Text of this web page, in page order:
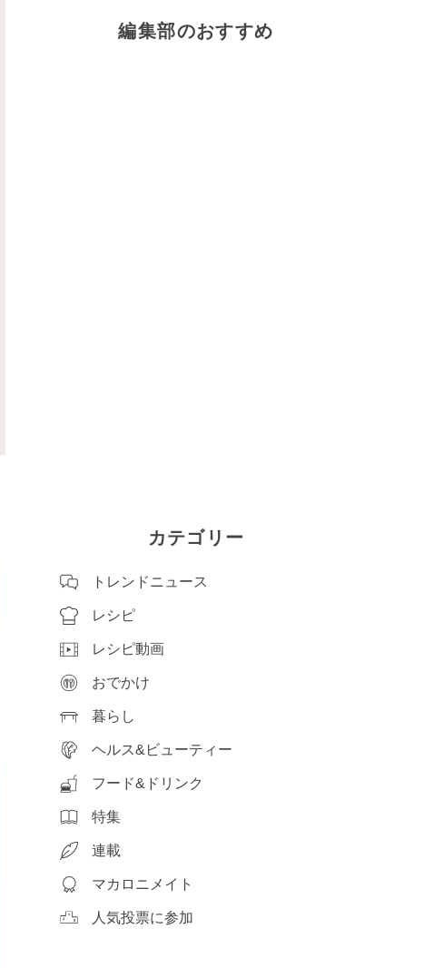
編集部のおすすめ
カテゴリー
トレンドニュース
レシピ
レシピ動画
おでかけ
暮らし
ヘルス&ビューティー
フード&ドリンク
特集
連載
マカロニメイト
人気投票に参加